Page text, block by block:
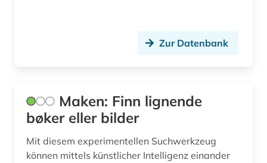
lieferbares buch (1)
linköping (1)
Zur Datenbank
Maken: Finn lignende
bøker eller bilder
Mit diesem experimentellen Suchwerkzeug
können mittels künstlicher Intelligenz einander